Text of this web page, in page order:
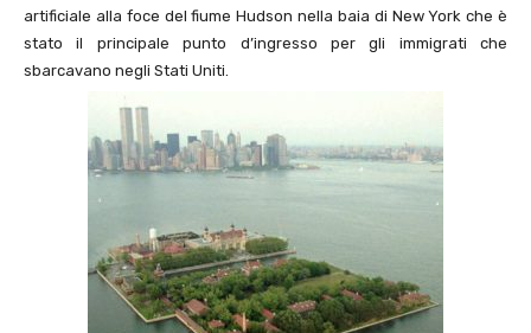
artificiale alla foce del fiume Hudson nella baia di New York che è
stato il principale punto d’ingresso per gli immigrati che
sbarcavano negli Stati Uniti.